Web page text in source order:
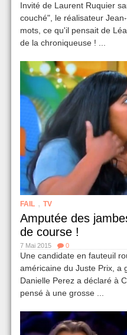
Invité de Laurent Ruquier
couché", le réali­sa­teur
mots, ce qu'il pensait de
de la chroniqueuse ! ...
FAIL , TV
Amputée des
de course !
7 Mai 2015 0
Une candidate en fauteuil
américaine du Juste Prix, a
Danielle Perez a déclaré à
pensé à une grosse ...